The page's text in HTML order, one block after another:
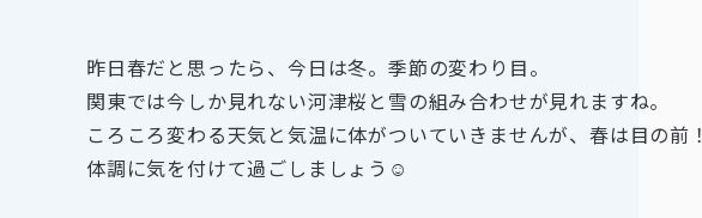
昨日春だと思ったら、今日は冬。季節の変わり目。
関東では今しか見れない河津桜と雪の組み合わせが見れますね。
ころころ変わる天気と気温に体がついていきませんが、春は目の前！
体調に気を付けて過ごしましょう☺︎